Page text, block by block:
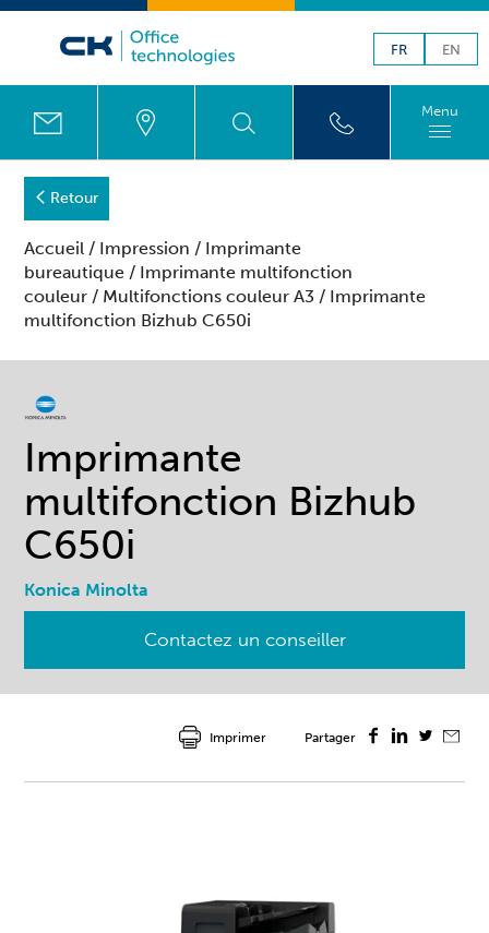
FR EN
Menu
Retour
Accueil / Impression / Imprimante
bureautique / Imprimante multifonction
couleur / Multifonctions couleur A3 / Imprimante
multifonction Bizhub C650i
Imprimante
multifonction Bizhub
C650i
Konica Minolta
Contactez un conseiller
Partager
Imprimer